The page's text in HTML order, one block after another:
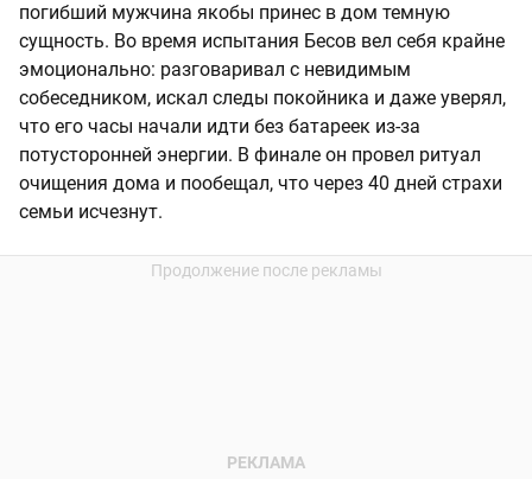
погибший мужчина якобы принес в дом темную
сущность. Во время испытания Бесов вел себя крайне
эмоционально: разговаривал с невидимым
собеседником, искал следы покойника и даже уверял,
что его часы начали идти без батареек из-за
потусторонней энергии. В финале он провел ритуал
очищения дома и пообещал, что через 40 дней страхи
семьи исчезнут.